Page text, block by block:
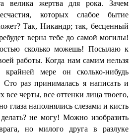
жертва для рока. Зачем
которых слабое бытие
Так, Никандр; так, бесценный
верна тебе до самой могилы!
сколько можешь! Посылаю к
работы. Когда нам самим нельзя
мере он сколько-нибудь
раз принималась я написать и
все черты, все оттенки лица твоего,
глаза наполнялись слезами и кисть
не могу! Можно изобразить
но милого друга в разлуке